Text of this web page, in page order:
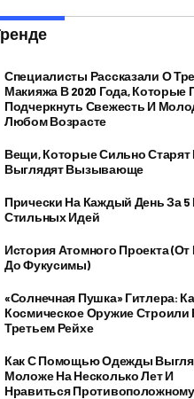
Специалисты Рассказали О
Макияжа В 2020 Года, Которые
Подчеркнуть Свежесть И
Любом Возрасте
Вещи, Которые Сильно Старят
Выглядят Вызывающе
Прически На Каждый День За 5
Стильных Идей
История Атомного Проекта
До Фукусимы)
«Солнечная Пушка» Гитлера:
Космическое Оружие Строили
Третьем Рейхе
Как С Помощью Одежды
Моложе На Несколько Лет И
Нравиться